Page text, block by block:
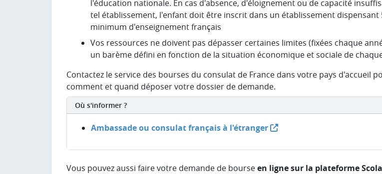
l'éducation nationale. En cas d'absence, d'éloignement ou de capacité
tel établissement, l'enfant doit être inscrit dans un établissement dispensant
minimum d'enseignement français
Vos ressources ne doivent pas dépasser certaines limites (fixées chaque
un barème défini en fonction de la situation économique et sociale de
Contactez le service des bourses du consulat de France dans votre pays d'accueil
comment et quand déposer votre dossier de demande.
Où s'informer ?
Ambassade ou consulat français à l'étranger
Vous pouvez aussi faire votre demande de bourseen ligne sur la plateforme